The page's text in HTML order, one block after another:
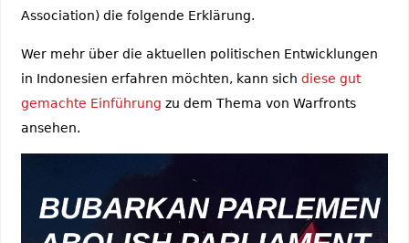
Association) die folgende Erklärung.
Wer mehr über die aktuellen politischen Entwicklungen
in Indonesien erfahren möchten, kann sich diese gut
gemachte Einführung zu dem Thema von Warfronts
ansehen.